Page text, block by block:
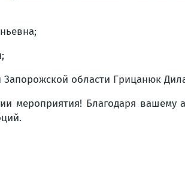
;
;
области Грицанюк
мероприятия! Благодаря вашему